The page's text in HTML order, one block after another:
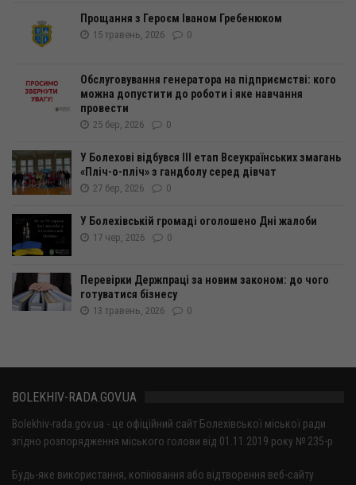
Прощання з Героєм Іваном Гребенюком
15 травень, 2026 0
Обслуговування генератора на підприємстві: кого
можна допустити до роботи і яке навчання
провести
25 бер, 2026 0
У Болехові відбувся ІІІ етап Всеукраїнських змагань
«Пліч-о-пліч» з гандболу серед дівчат
27 бер, 2026 0
У Болехівській громаді оголошено Дні жалоби
17 чер, 2026 0
Перевірки Держпраці за новим законом: до чого
готуватися бізнесу
13 травень, 2026 0
BOLEKHIV-RADA.GOV.UA
Bolekhiv-rada.gov.ua - це офіційний сайт Болехівської міської ради
згідно розпорядження міського голови від 01.11.2019 року № 235-р
Будь-яке використання, копіювання або відтворення веб-сайту